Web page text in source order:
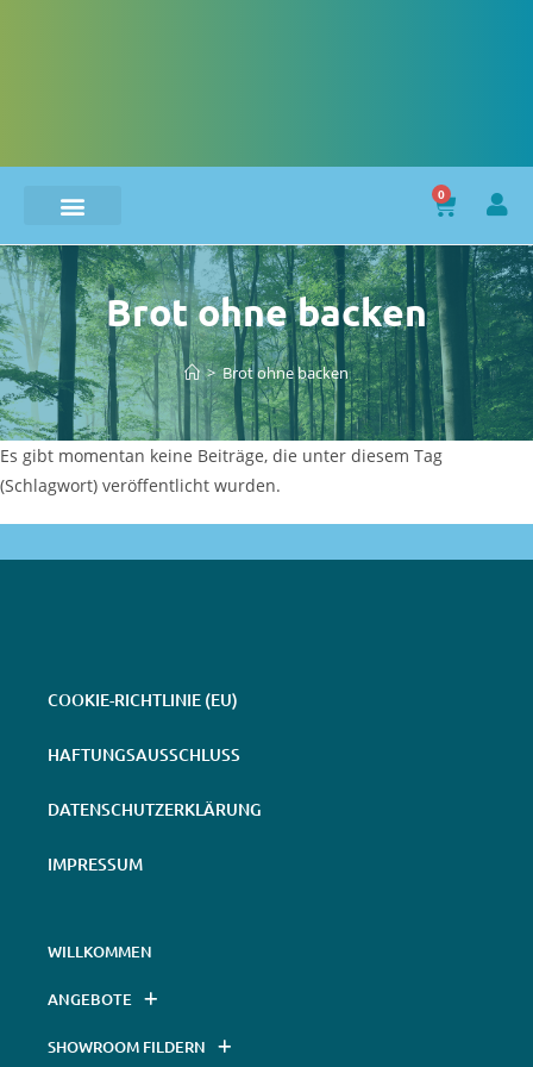
0
Brot ohne backen
> Brot ohne backen
Es gibt momentan keine Beiträge, die unter diesem Tag
(Schlagwort) veröffentlicht wurden.
COOKIE-RICHTLINIE (EU)
HAFTUNGSAUSSCHLUSS
DATENSCHUTZERKLÄRUNG
IMPRESSUM
WILLKOMMEN
ANGEBOTE
SHOWROOM FILDERN